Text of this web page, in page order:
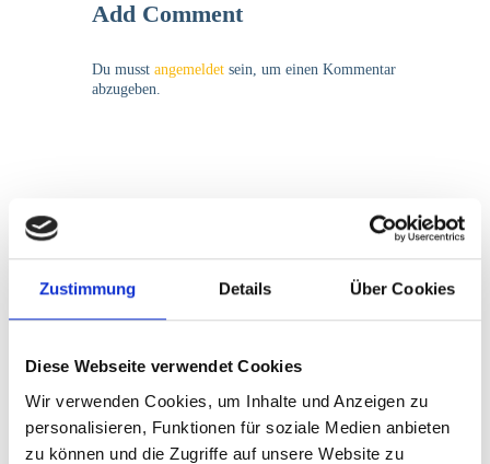
Zustimmung Details Über Cookies
Diese Webseite verwendet Cookies
Wir verwenden Cookies, um Inhalte und Anzeigen zu
personalisieren, Funktionen für soziale Medien anbieten
zu können und die Zugriffe auf unsere Website zu
Add Comment
Du musst angemeldet sein, um einen Kommentar
abzugeben.
Senden Sie uns hier
Ihre
Ihr Vorname (Pflichtfeld)